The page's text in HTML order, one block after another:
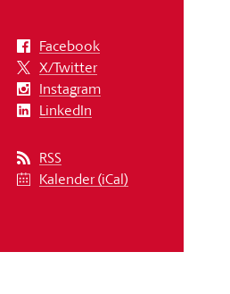
Facebook
X/Twitter
Instagram
LinkedIn
RSS
Kalender (iCal)